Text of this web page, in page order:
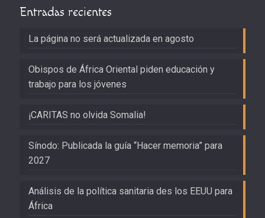
Entradas recientes
La página no será actualizada en agosto
Obispos de África Oriental piden educación y
trabajo para los jóvenes
¡CARITAS no olvida Somalia!
Sínodo: Publicada la guía “Hacer memoria” para
2027
Análisis de la política sanitaria des los EEUU para
África